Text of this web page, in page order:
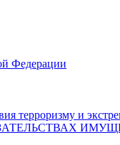
Федерации
терроризму и